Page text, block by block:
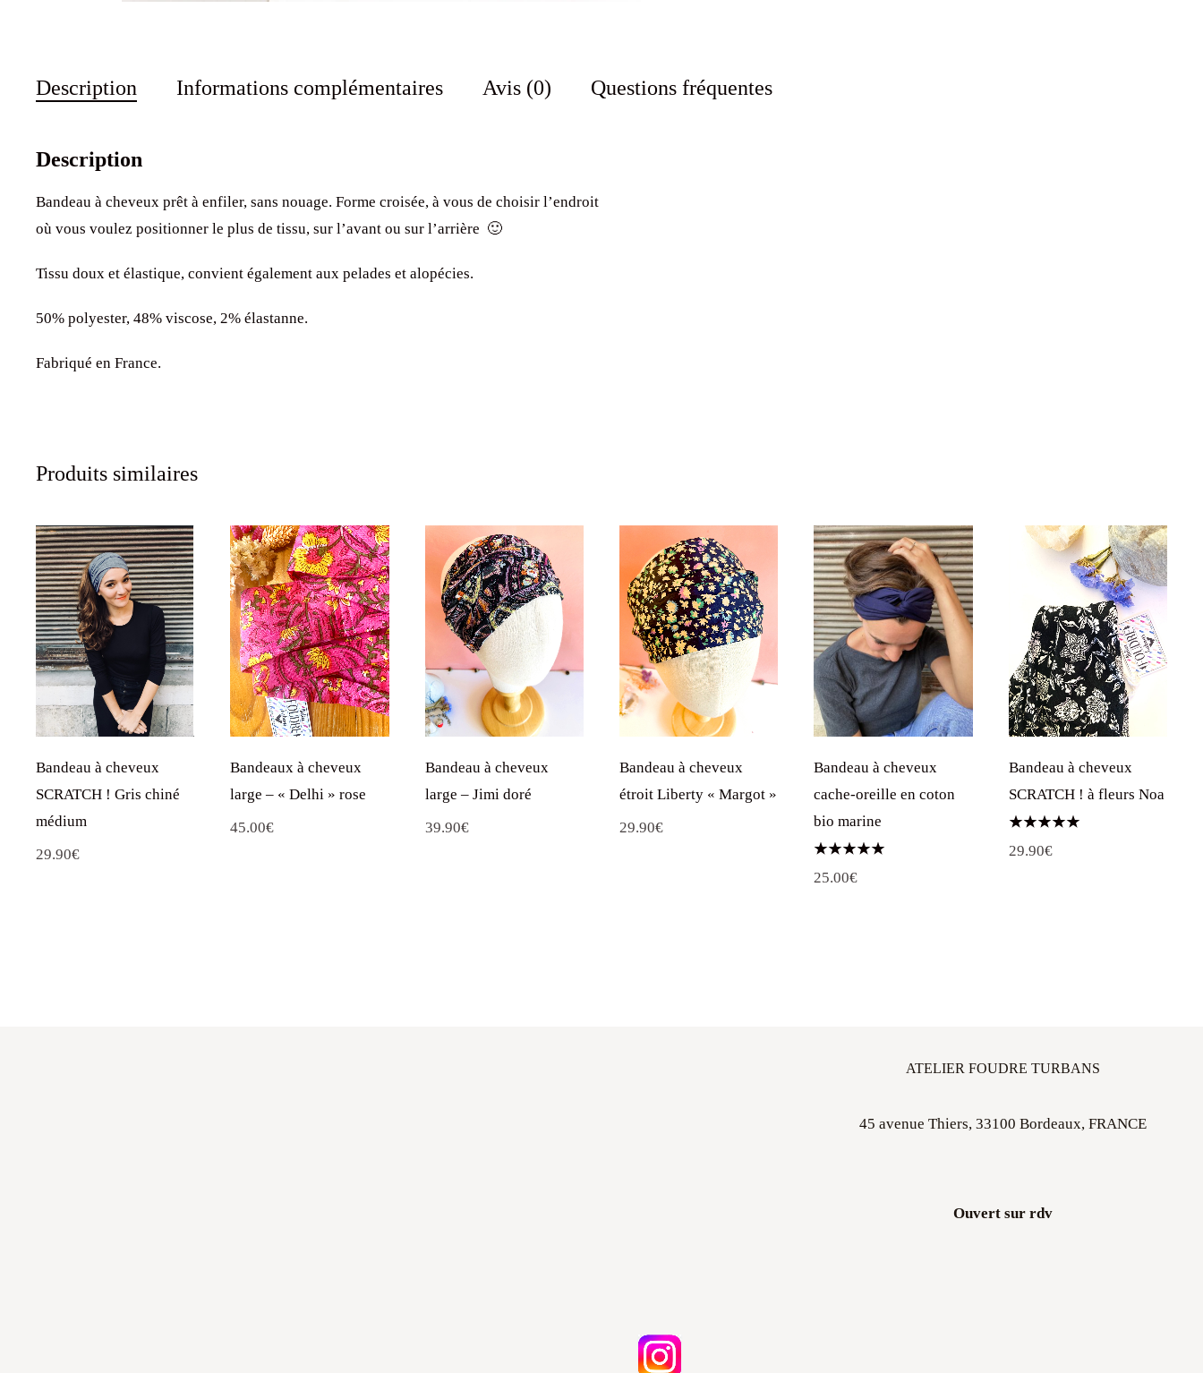
Description Informations complémentaires Avis (0) Questions fréquentes
Description
Bandeau à cheveux prêt à enfiler, sans nouage. Forme croisée, à vous de choisir l’endroit
où vous voulez positionner le plus de tissu, sur l’avant ou sur l’arrière 🙂
Tissu doux et élastique, convient également aux pelades et alopécies.
50% polyester, 48% viscose, 2% élastanne.
Fabriqué en France.
Produits similaires
Bandeau à cheveux
SCRATCH ! Gris chiné
médium
29.90€
Bandeaux à cheveux
large – « Delhi » rose
45.00€
Bandeau à cheveux
large – Jimi doré
39.90€
Bandeau à cheveux
étroit Liberty « Margot »
29.90€
Bandeau à cheveux
cache-oreille en coton
bio marine
5.00
25.00€
Bandeau à cheveux
SCRATCH ! à fleurs Noa
5.00
29.90€
ATELIER FOUDRE TURBANS
45 avenue Thiers, 33100 Bordeaux, FRANCE
Ouvert sur rdv